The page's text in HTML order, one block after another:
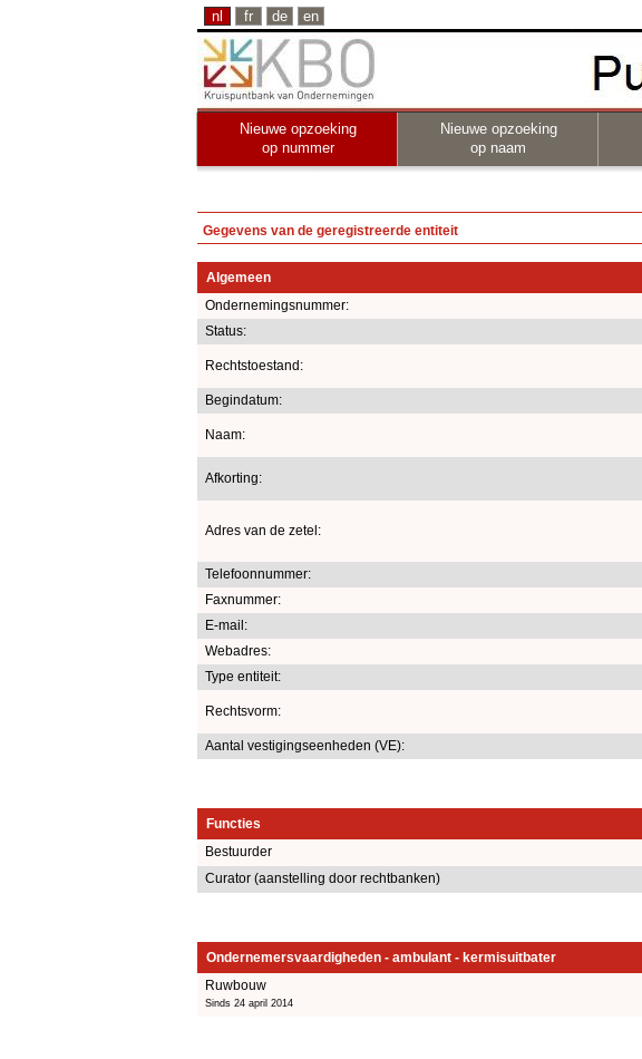
nl fr de en
Nieuwe opzoeking
op nummer
Nieuwe opzoeking
op naam
Gegevens van de geregistreerde entiteit
Algemeen
Ondernemingsnummer:
Status:
Rechtstoestand:
Begindatum:
Naam:
Afkorting:
Adres van de zetel:
Telefoonnummer:
Faxnummer:
E-mail:
Webadres:
Type entiteit:
Rechtsvorm:
Aantal vestigingseenheden (VE):
Functies
Bestuurder
Curator (aanstelling door rechtbanken)
Ondernemersvaardigheden - ambulant - kermisuitbater
Ruwbouw
Sinds 24 april 2014